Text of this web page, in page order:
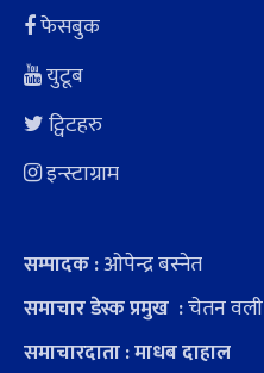
फेसबुक
युटूब
ट्विटहरु
इन्स्टाग्राम
सम्पादक :ओपेन्द्र बस्नेत
समाचार डेस्क प्रमुख :चेतन वली
समाचारदाता : माधब दाहाल